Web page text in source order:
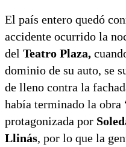
El país entero quedó
accidente ocurrido la
del Teatro Plaza,
dominio de su auto, se
de lleno contra la
había terminado la obra
protagonizada por
Llinás, por lo que la